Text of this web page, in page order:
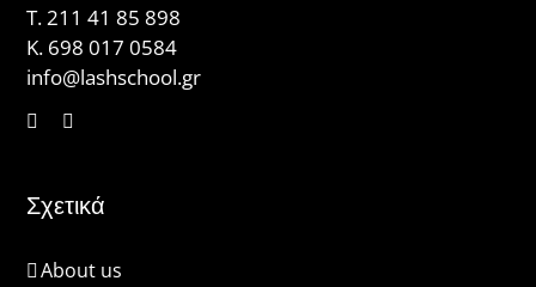
Τ. 211 41 85 898
Κ. 698 017 0584
info@lashschool.gr
Σχετικά
About us